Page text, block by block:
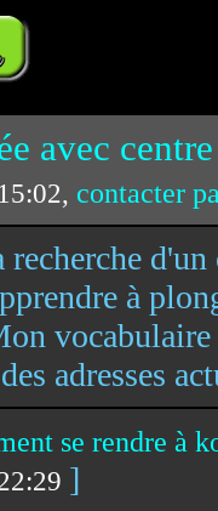
avec
contacter
recherche
à
adresses
se rendre à
]